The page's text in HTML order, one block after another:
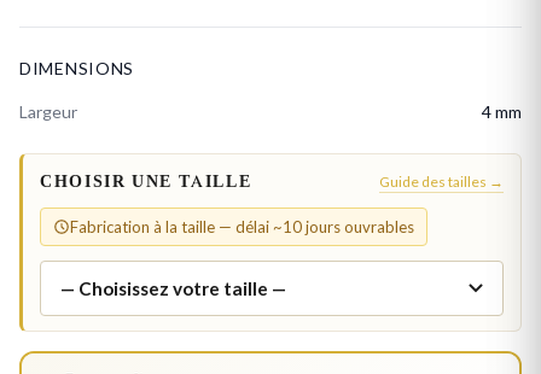
DIMENSIONS
Largeur 4 mm
CHOISIR UNE TAILLE Guide des tailles →
Fabrication à la taille — délai ~10 jours ouvrables